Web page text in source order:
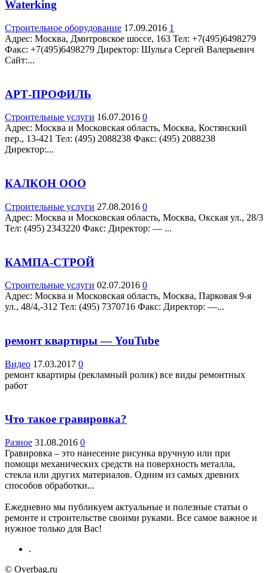
Waterking
Строительное оборудование 17.09.2016 1
Адрес: Москва, Дмитровское шоссе, 163 Teл: +7(495)6498279
Факс: +7(495)6498279 Директор: Шульга Сергей Валерьевич
Сайт:...
АРТ-ПРОФИЛЬ
Строительные услуги 16.07.2016 0
Адрес: Москва и Московская область, Москва, Костянский
пер., 13-421 Teл: (495) 2088238 Факс: (495) 2088238
Директор:...
КАЛКОН ООО
Строительные услуги 27.08.2016 0
Адрес: Москва и Московская область, Москва, Окская ул., 28/3
Teл: (495) 2343220 Факс: Директор: — ...
КАМПА-СТРОЙ
Строительные услуги 02.07.2016 0
Адрес: Москва и Московская область, Москва, Парковая 9-я
ул., 48/4,-312 Teл: (495) 7370716 Факс: Директор: —...
ремонт квартиры — YouTube
Видео 17.03.2017 0
ремонт квартиры (рекламный ролик) все виды ремонтных
работ
Что такое гравировка?
Разное 31.08.2016 0
Гравировка – это нанесение рисунка вручную или при
помощи механических средств на поверхность металла,
стекла или других материалов. Одним из самых древних
способов обработки...
Ежедневно мы публикуем актуальные и полезные статьи о
ремонте и строительстве своими руками. Все самое важное и
нужное только для Вас!
.
© Overbag.ru